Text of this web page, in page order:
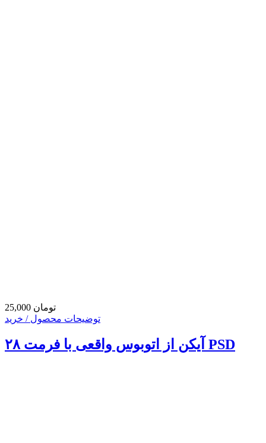
25,000 تومان
توضیحات محصول / خرید
۲۸ آیکن از اتوبوس واقعی با فرمت PSD